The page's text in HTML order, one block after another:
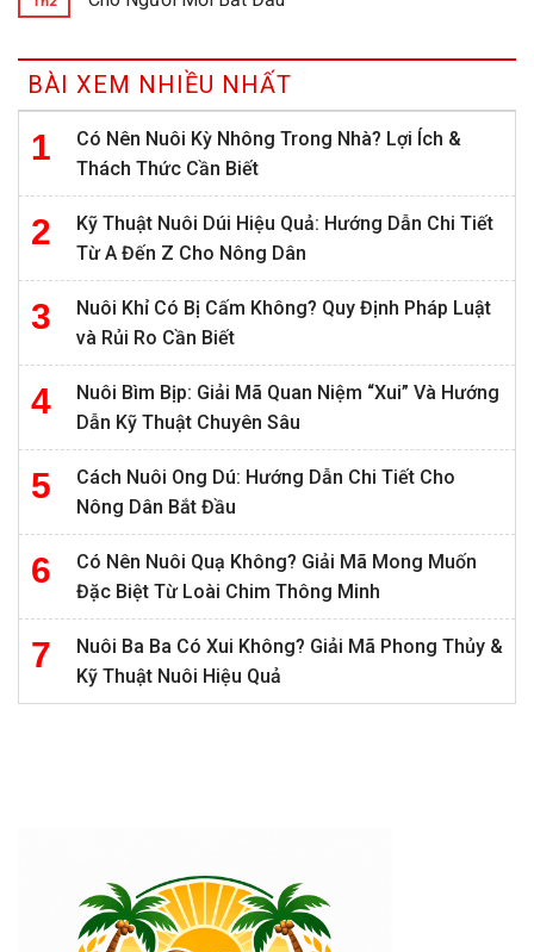
BÀI XEM NHIỀU NHẤT
Có Nên Nuôi Kỳ Nhông Trong Nhà? Lợi Ích &
Thách Thức Cần Biết
Kỹ Thuật Nuôi Dúi Hiệu Quả: Hướng Dẫn Chi Tiết
Từ A Đến Z Cho Nông Dân
Nuôi Khỉ Có Bị Cấm Không? Quy Định Pháp Luật
và Rủi Ro Cần Biết
Nuôi Bìm Bịp: Giải Mã Quan Niệm “Xui” Và Hướng
Dẫn Kỹ Thuật Chuyên Sâu
Cách Nuôi Ong Dú: Hướng Dẫn Chi Tiết Cho
Nông Dân Bắt Đầu
Có Nên Nuôi Quạ Không? Giải Mã Mong Muốn
Đặc Biệt Từ Loài Chim Thông Minh
Nuôi Ba Ba Có Xui Không? Giải Mã Phong Thủy &
Kỹ Thuật Nuôi Hiệu Quả